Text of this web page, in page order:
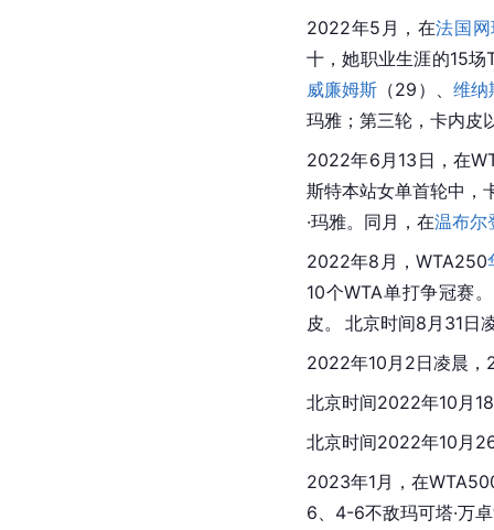
2022年5月，在法国
十，她职业生涯的15
威廉姆斯 （29）、 维纳
玛雅；第三轮，卡内
2022年6月13日，在
斯特本站女单首轮中，
·玛雅。同月，在温布尔
2022年8月，WTA250
10个WTA单打争冠赛
皮。
北京时间8月31日
2022年10月2日凌晨，
北京时间2022年10月
北京时间2022年10月
2023年1月，在
6、4-6不敌玛可塔·万